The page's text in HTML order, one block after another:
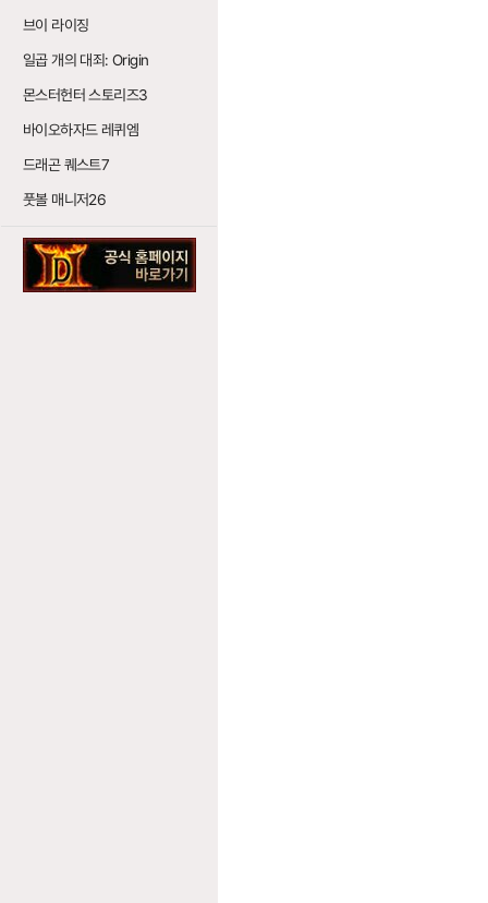
브이 라이징
일곱 개의 대죄: Origin
몬스터헌터 스토리즈3
바이오하자드 레퀴엠
드래곤 퀘스트7
풋볼 매니저26